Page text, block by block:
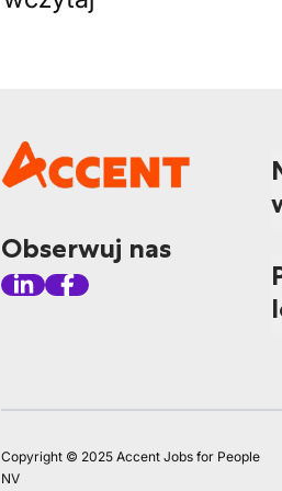
Obserwuj nas
Copyright © 2025 Accent Jobs for People
NV